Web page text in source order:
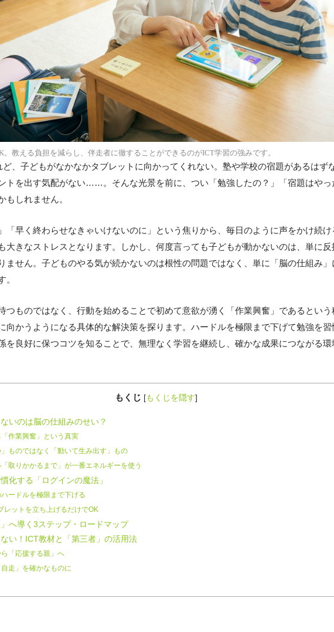
教える負担を減らし、伴走者に徹することができるのがICT学習の強みです。
、子どもがなかなかタブレットに向かってくれない。塾や学校の宿題があるはず
トを出す気配がない……。そんな光景を前に、つい「勉強したの？」「宿題はやっ
もしれません。
「早く終わらせなきゃいけないのに」という焦りから、毎日のように声をかけ続
大きなストレスとなります。しかし、何度言っても子どもが動かないのは、単に反
ません。子どものやる気が続かないのは根性の問題ではなく、単に「脳の仕組み」
。
つものではなく、行動を始めることで初めて意欲が湧く「作業興奮」であるとい
向かうようになる具体的な解決策を探ります。ハードルを極限まで下げて勉強を習
を良好に保つコツを知ることで、無理なく学習を継続し、確かな成果につながる環
もくじ [もくじを隠す]
いのは脳の仕組みのせい？
作業興奮」という真実
ものではなく「動いて生み出す」もの
取りかかるまで」が一番エネルギーを使う
化する「ログインの魔法」
ードルを極限まで下げる
レットを立ち上げるだけでOK
へ導く3ステップ・ロードマップ
い！ICT教材と「第三者」の活用法
「応援する親」へ
走」を確かなものに